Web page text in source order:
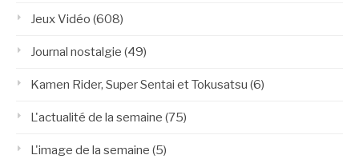
Jeux Vidéo (608)
Journal nostalgie (49)
Kamen Rider, Super Sentai et Tokusatsu (6)
L'actualité de la semaine (75)
L'image de la semaine (5)